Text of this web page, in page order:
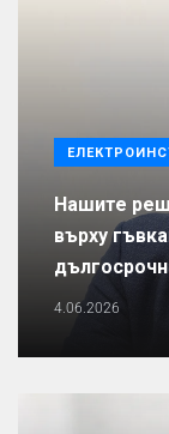
Нашите
върху
4.06.2026